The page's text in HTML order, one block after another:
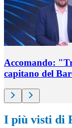
Accomando:
capitano del
I più visti di